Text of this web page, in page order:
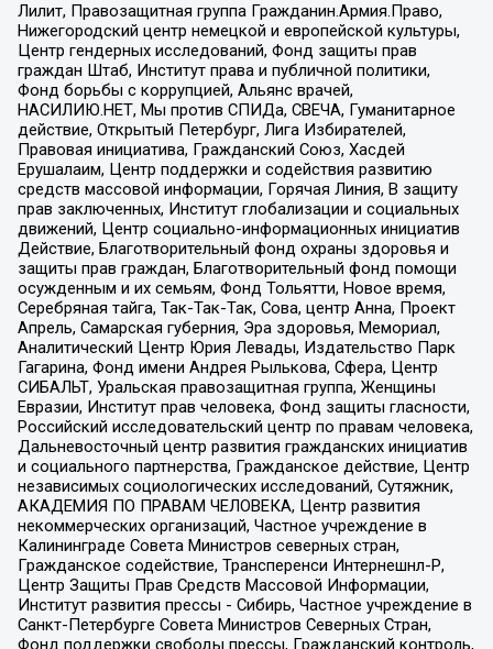
Лилит, Правозащитная группа Гражданин.Армия.Право,
Нижегородский центр немецкой и европейской культуры,
Центр гендерных исследований, Фонд защиты прав
граждан Штаб, Институт права и публичной политики,
Фонд борьбы с коррупцией, Альянс врачей,
НАСИЛИЮ.НЕТ, Мы против СПИДа, СВЕЧА, Гуманитарное
действие, Открытый Петербург, Лига Избирателей,
Правовая инициатива, Гражданский Союз, Хасдей
Ерушалаим, Центр поддержки и содействия развитию
средств массовой информации, Горячая Линия, В защиту
прав заключенных, Институт глобализации и социальных
движений, Центр социально-информационных инициатив
Действие, Благотворительный фонд охраны здоровья и
защиты прав граждан, Благотворительный фонд помощи
осужденным и их семьям, Фонд Тольятти, Новое время,
Серебряная тайга, Так-Так-Так, Сова, центр Анна, Проект
Апрель, Самарская губерния, Эра здоровья, Мемориал,
Аналитический Центр Юрия Левады, Издательство Парк
Гагарина, Фонд имени Андрея Рылькова, Сфера, Центр
СИБАЛЬТ, Уральская правозащитная группа, Женщины
Евразии, Институт прав человека, Фонд защиты гласности,
Российский исследовательский центр по правам человека,
Дальневосточный центр развития гражданских инициатив
и социального партнерства, Гражданское действие, Центр
независимых социологических исследований, Сутяжник,
АКАДЕМИЯ ПО ПРАВАМ ЧЕЛОВЕКА, Центр развития
некоммерческих организаций, Частное учреждение в
Калининграде Совета Министров северных стран,
Гражданское содействие, Трансперенси Интернешнл-Р,
Центр Защиты Прав Средств Массовой Информации,
Институт развития прессы - Сибирь, Частное учреждение в
Санкт-Петербурге Совета Министров Северных Стран,
Фонд поддержки свободы прессы, Гражданский контроль,